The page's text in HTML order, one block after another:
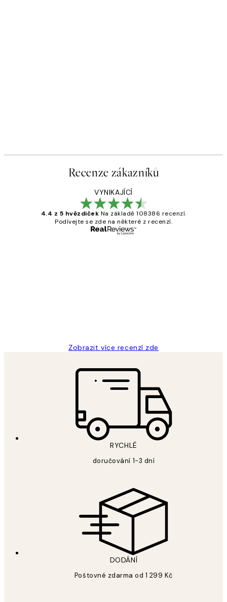
Recenze zákazníků
VYNIKAJÍCÍ
4.4 z 5 hvězdiček Na základě 108386 recenzí.
Podívejte se zde na některé z recenzí.
Zobrazit více recenzí zde
RYCHLÉ
doručování 1-3 dní
DODÁNÍ
Poštovné zdarma od 1 299 Kč